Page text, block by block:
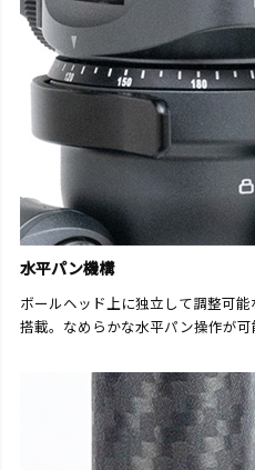
水平パン機構
ボールヘッド上に独立して調整可
搭載。なめらかな水平パン操作が可